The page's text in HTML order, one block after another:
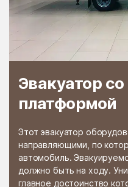
Эвакуатор
платформой
Этот эвакуатор
направляющими, по
автомобиль.
должно быть на ходу.
главное достоинство
Черноголовка
Чертаново Северное
Чертаново Южное
Чехов
Чупряково
Шатура
Шаховская